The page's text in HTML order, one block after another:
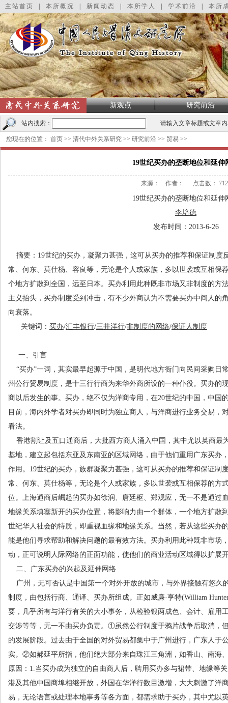
主站首页 本所概况 新闻动态 本所学人 学术前沿 本所
新观点 研究前沿
站内搜索： 请输入文章标题或文章
您现在的位置： 首页 >> 清代中外关系研究 >> 研究前沿 >> 贸易 >>
19世纪买办的垄断地位和延伸
来源： 作者： 点击数：
19世纪买办的垄断地位和延伸
李培德
发布时间： 2013-6-26
摘要 ： 19世纪的买办，凝聚力甚强，这可从买办的推荐和保证制度
常、何东、莫仕杨、容良等，无论是个人或家族，多以世袭或互相保
个地方扩散到全国，远至日本。买办利用此种既非市场又非制度的方
主义抬头，买办制度受到冲击，有不少外商认为不需要买办中间人的
向衰落。
关键词 ： 买办/汇丰银行/三井洋行/非制度的网络/保证人制度
一、引言
“买办”一词，其实最早起源于中国，是明代地方衙门向民间采购日
州公行贸易制度，是十三行行商为来华外商所设的一种仆役。买办的
商以后发生的事。买办，绝不仅为洋商专用，在20世纪的中国，中国
目前，海内外学者对买办即同时为独立商人，与洋商进行业务交易，
看法。
香港割让及五口通商后，大批西方商人涌入中国，其中尤以英商最
基地，建立起包括东亚及东南亚的区域网络，由于他们重用广东买办
作用。 19世纪的买办，族群凝聚力甚强，这可从买办的推荐和保证制
常、何东、莫仕杨等，无论是个人或家族，多以世袭或互相保荐的方
位。上海通商后崛起的买办如徐润、唐廷枢、郑观应，无一不是通过
地缘关系填塞新开的买办位置，将影响力由一个群体，一个地方扩散
世纪华人社会的特质，即重视血缘和地缘关系。当然，若从这些买办
能是他们寻求帮助和解决问题的最有效方法。买办利用此种既非市场
动，正可说明人际网络的正面功能，使他们的商业活动区域得以扩展
二、广东买办的兴起及延伸网络
广州，无可否认是中国第一个对外开放的城市，与外界接触有悠久
制度，由包括行商、通译、买办所组成。正如威廉·亨特(William
要，几乎所有与洋行有关的大小事务，从检验银两成色、会计、雇用
交涉等等，无一不由买办负责。 ①虽然公行制度于鸦片战争后取消，
的发展阶段。过去由于全国的对外贸易都集中于广州进行，广东人于
实。 ②如郝延平所指，他们绝大部分来自珠江三角洲，如香山、南海
原因： 1.当买办成为独立的自由商人后，聘用买办多与裙带、地缘等
港及其他中国商埠相继开放，外国在华洋行数目激增，大大刺激了洋
易，无论语言或处理本地事务等各方面，都需求助于买办，其中尤以